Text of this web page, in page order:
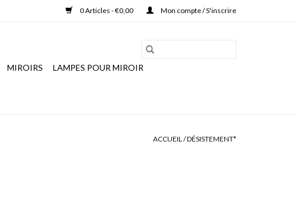
0 Articles - €0,00 Mon compte / S'inscrire
MIROIRS
LAMPES POUR MIROIR
ACCUEIL/DÉSISTEMENT*